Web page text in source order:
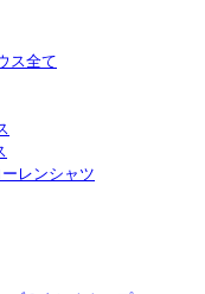
ス全て
レンシャツ